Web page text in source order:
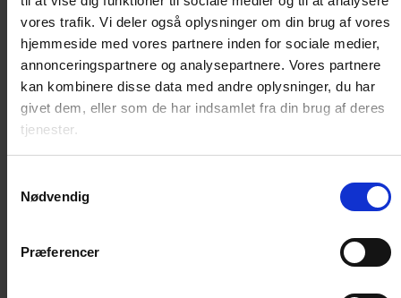
vores trafik. Vi deler også oplysninger om din brug af vores
hjemmeside med vores partnere inden for sociale medier,
annonceringspartnere og analysepartnere. Vores partnere
kan kombinere disse data med andre oplysninger, du har
givet dem, eller som de har indsamlet fra din brug af deres
tjenester.
Nødvendig
Præferencer
Sår / Rifter
Øjne / Ører
Diverse plejeprodukter
Kattedør
Microchip kattelem
Huler, senge, madrasser